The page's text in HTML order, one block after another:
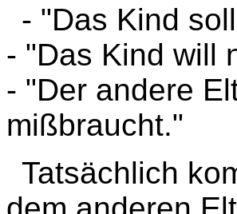
- "Das Kind
- "Das Kind will
- "Der andere
mißbraucht."
Tatsächlich